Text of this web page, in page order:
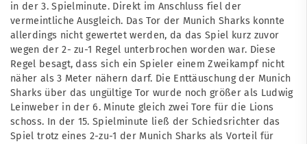
in der 3. Spielminute. Direkt im Anschluss fiel der
vermeintliche Ausgleich. Das Tor der Munich Sharks konnte
allerdings nicht gewertet werden, da das Spiel kurz zuvor
wegen der 2- zu-1 Regel unterbrochen worden war. Diese
Regel besagt, dass sich ein Spieler einem Zweikampf nicht
näher als 3 Meter nähern darf. Die Enttäuschung der Munich
Sharks über das ungültige Tor wurde noch größer als Ludwig
Leinweber in der 6. Minute gleich zwei Tore für die Lions
schoss. In der 15. Spielminute ließ der Schiedsrichter das
Spiel trotz eines 2-zu-1 der Munich Sharks als Vorteil für